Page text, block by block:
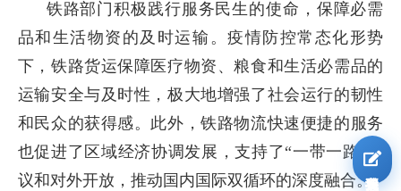
铁路部门积极践行服务民生的使命，保障必需
品和生活物资的及时运输。疫情防控常态化形势
下，铁路货运保障医疗物资、粮食和生活必需品的
运输安全与及时性，极大地增强了社会运行的韧性
和民众的获得感。此外，铁路物流快速便捷的服务
也促进了区域经济协调发展，支持了“一带一路”倡
议和对外开放，推动国内国际双循环的深度融合。
我要报名